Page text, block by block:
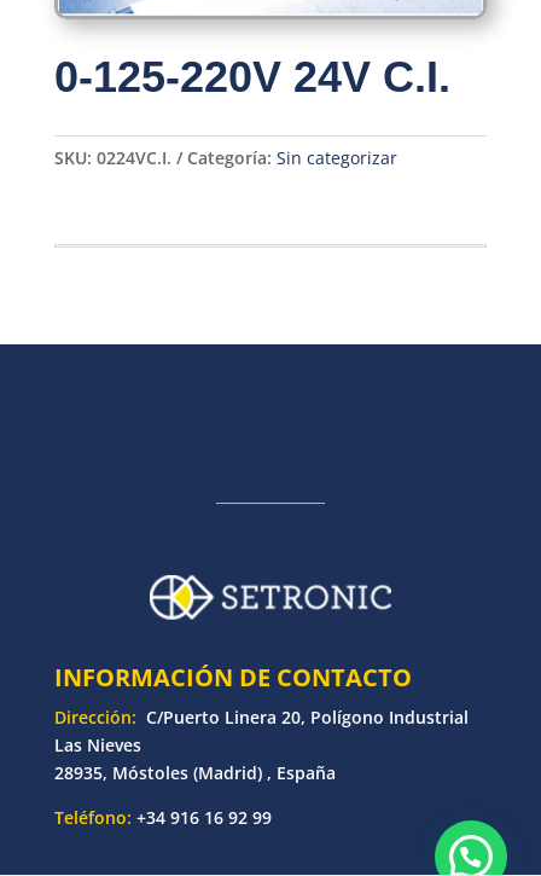
0-125-220V 24V C.I.
SKU: 0224VC.I. Categoría: Sin categorizar
INFORMACIÓN DE CONTACTO
Dirección: C/Puerto Linera 20, Polígono Industrial
Las Nieves
28935, Móstoles (Madrid) , España
Teléfono: +34 916 16 92 99